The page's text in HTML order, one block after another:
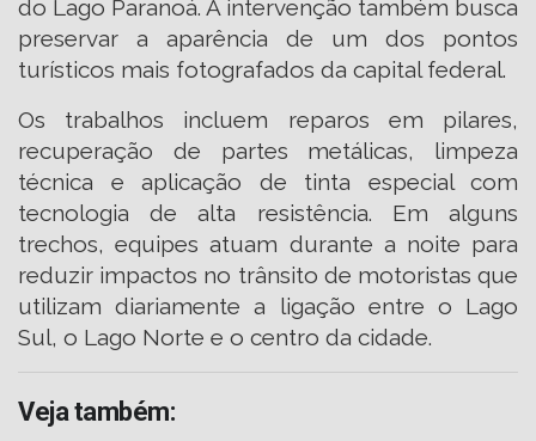
do Lago Paranoá. A intervenção também busca
preservar a aparência de um dos pontos
turísticos mais fotografados da capital federal.
Os trabalhos incluem reparos em pilares,
recuperação de partes metálicas, limpeza
técnica e aplicação de tinta especial com
tecnologia de alta resistência. Em alguns
trechos, equipes atuam durante a noite para
reduzir impactos no trânsito de motoristas que
utilizam diariamente a ligação entre o Lago
Sul, o Lago Norte e o centro da cidade.
Veja também: